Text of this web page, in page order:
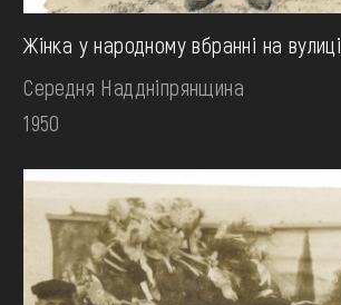
Жінка у народному вбранні на вулиці
Середня Наддніпрянщина
1950